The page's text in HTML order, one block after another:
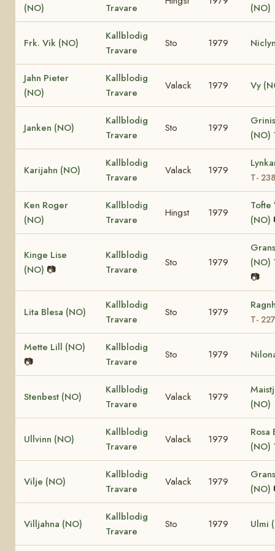
(NO)
Travare
(NO)
Frk. Vik (NO)
Kallblodig
Travare
Sto 1979
Jahn Pieter
(NO)
Kallblodig
Travare
Valack 1979 Vy
Janken (NO)
Kallblodig
Travare
Sto 1979
(NO)
Karijahn (NO)
Kallblodig
Travare
Valack 1979
T-
Ken Roger
(NO)
Kallblodig
Travare
Hingst 1979
Tofte
(NO)
Kinge Lise
(NO) 📷
Kallblodig
Travare
Sto 1979
(NO)
📷
Lita Blesa (NO)
Kallblodig
Travare
Sto 1979
T-
Mette Lill (NO)
📷
Kallblodig
Travare
Sto 1979
Stenbest (NO)
Kallblodig
Travare
Valack 1979
(NO)
Ullvinn (NO)
Kallblodig
Travare
Valack 1979
Rosa
(NO)
Vilje (NO)
Kallblodig
Travare
Valack 1979
(NO)
Villjahna (NO)
Kallblodig
Travare
Sto 1979 Ulmi